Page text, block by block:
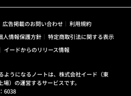
広告掲載のお問い合わせ
利用規約
人情報保護方針
特定商取引法に関する表示
イードからのリリース情報
ようになるノートは、株式会社イード（東
場）の運営するサービスです。
6038